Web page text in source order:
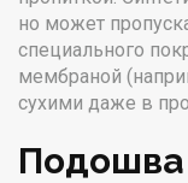
но может
специального
мембраной
сухими даже в
Подошва